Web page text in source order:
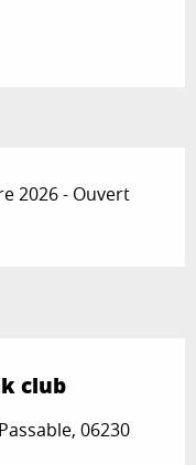
2026 - Ouvert
club
06230